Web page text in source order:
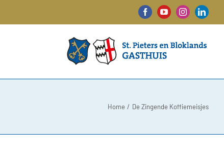
FacebookYouTubeInstagram
Home De Zingende Koffiemeisjes